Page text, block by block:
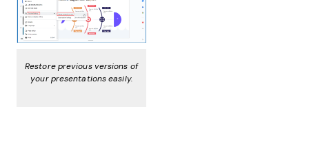
Restore previous versions of
your presentations easily.